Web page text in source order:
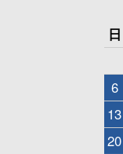
日
6
13
20